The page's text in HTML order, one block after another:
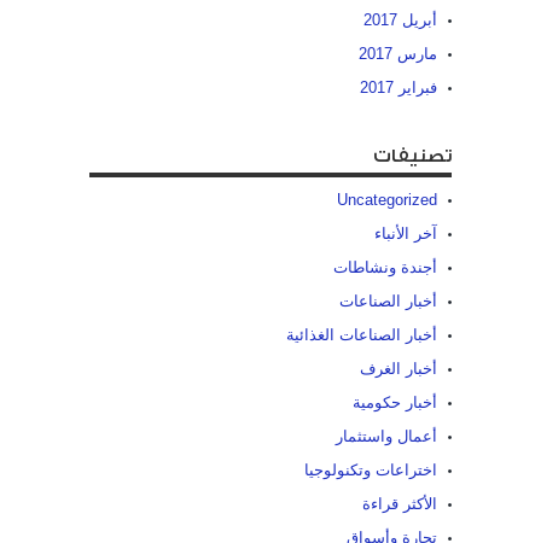
أبريل 2017
مارس 2017
فبراير 2017
تصنيفات
Uncategorized
آخر الأنباء
أجندة ونشاطات
أخبار الصناعات
أخبار الصناعات الغذائية
أخبار الغرف
أخبار حكومية
أعمال واستثمار
اختراعات وتكنولوجيا
الأكثر قراءة
تجارة وأسواق